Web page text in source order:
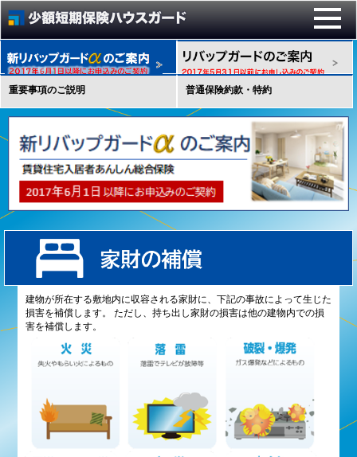
重要事項のご説明 普通保険約款・特約
建物が所在する敷地内に収容される家財に、下記の事故によって生じた
損害を補償します。 ただし、持ち出し家財の損害は他の建物内での損
害を補償します。